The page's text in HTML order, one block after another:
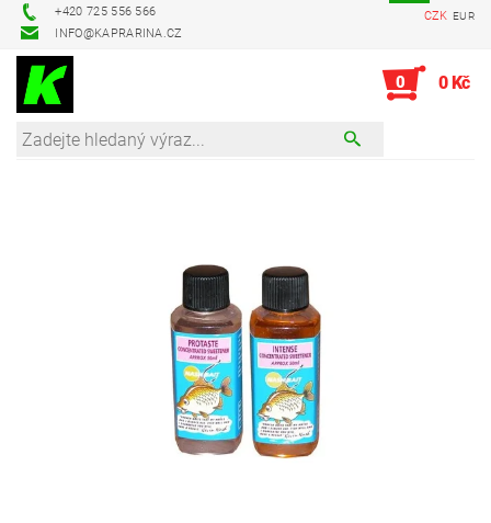
+420 725 556 566
INFO@KAPRARINA.CZ
CZK EUR
0 0 Kč